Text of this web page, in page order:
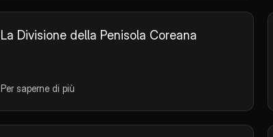
La Divisione della Penisola Coreana
Per saperne di più